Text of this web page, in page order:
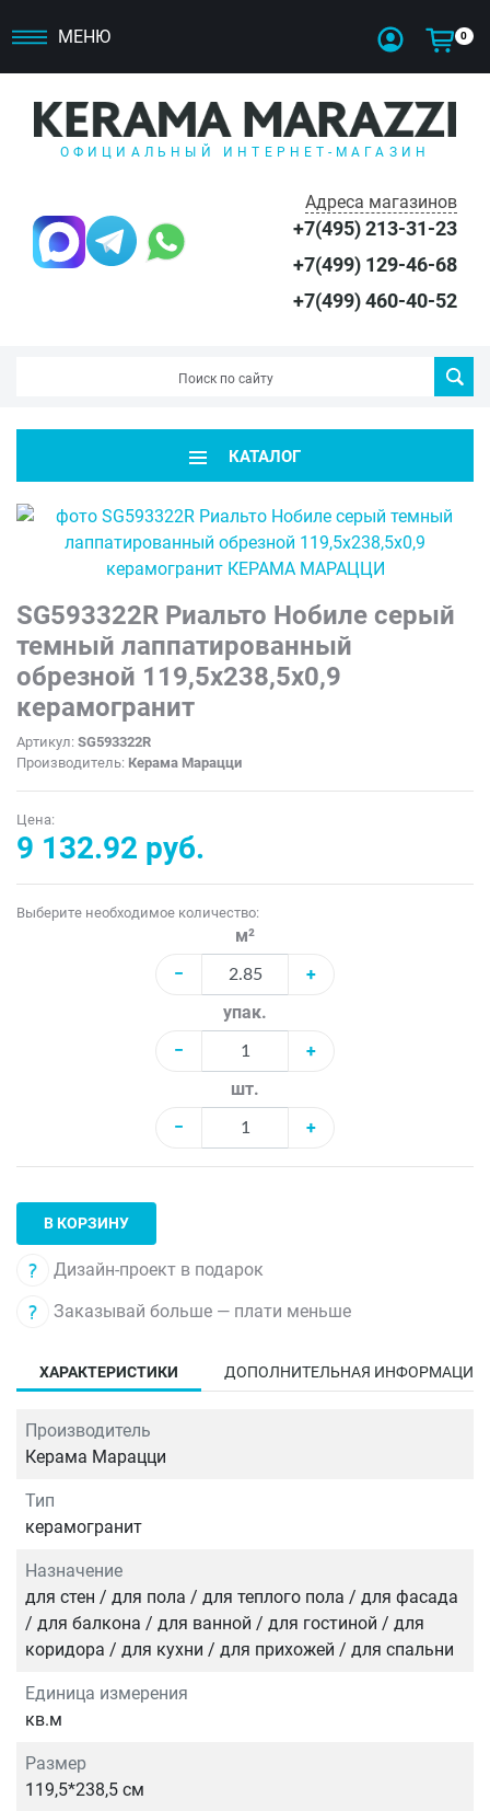
МЕНЮ 0
ОФИЦИАЛЬНЫЙ ИНТЕРНЕТ-МАГАЗИН
Адреса магазинов
+7(495) 213-31-23
+7(499) 129-46-68
+7(499) 460-40-52
КАТАЛОГ
SG593322R Риальто Нобиле серый
темный лаппатированный
обрезной 119,5x238,5x0,9
керамогранит
Артикул: SG593322R
Производитель: Керама Марацци
Цена:
9 132.92 руб.
Выберите необходимое количество:
м²
−
+
упак.
−
+
шт.
−
+
В КОРЗИНУ
Дизайн-проект в подарок
Заказывай больше — плати меньше
ХАРАКТЕРИСТИКИ ДОПОЛНИТЕЛЬНАЯ ИНФОРМАЦИЯ
Производитель
Керама Марацци
Тип
керамогранит
Назначение
для стен / для пола / для теплого пола / для фасада
/ для балкона / для ванной / для гостиной / для
коридора / для кухни / для прихожей / для спальни
Единица измерения
кв.м
Размер
119,5*238,5 см